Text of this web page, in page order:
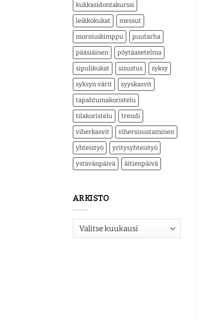
kukkasidontakurssi
leikkokukat messut
morsiuskimppu puutarha
pääsiäinen pöytäasetelma
sipulikukat sisustus syksy
syksyn värit syyskasvit
tapahtumakoristelu
tilakoristelu trendi
viherkasvit vihersisustaminen
yhteistyö yritysyhteistyö
ystävänpäivä äitienpäivä
ARKISTO
Arkisto